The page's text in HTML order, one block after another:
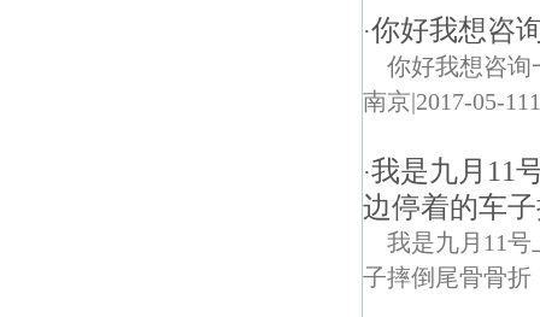
·你好我想咨
你好我想咨询
南京|2017-05-
·我是九月11
边停着的车
我是九月11
子摔倒尾骨骨折